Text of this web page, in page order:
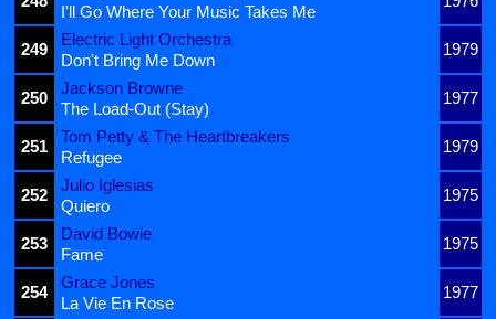
I'll Go Where Your Music Takes Me
249
Electric Light Orchestra
1979
Don't Bring Me Down
250
Jackson Browne
1977
The Load-Out (Stay)
251
Tom Petty & The Heartbreakers
1979
Refugee
252
Julio Iglesias
1975
Quiero
253
David Bowie
1975
Fame
254
Grace Jones
1977
La Vie En Rose